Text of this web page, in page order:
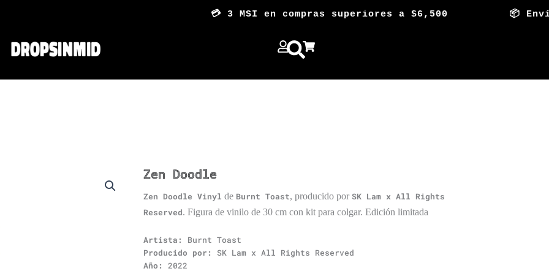
💳 3 MSI en compras superiores a $6,500 📦 Envío
Zen Doodle
Zen Doodle Vinyl de Burnt Toast, producido por SK Lam x All Rights
Reserved. Figura de vinilo de 30 cm con kit para colgar. Edición limitada
Artista: Burnt Toast
Producido por: SK Lam x All Rights Reserved
Año: 2022